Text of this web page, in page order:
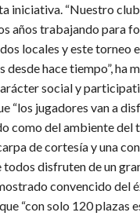
iniciativa. “Nuestro
años trabajando para
locales y este torneo
desde hace tiempo”, ha
social y
“los jugadores van a
como del ambiente del
de cortesía y una
todos disfruten de un
convencido del
“con solo 120 plazas